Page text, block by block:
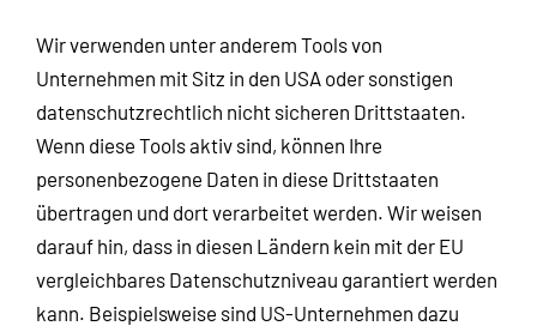
Wir verwenden unter anderem Tools von
Unternehmen mit Sitz in den USA oder sonstigen
datenschutzrechtlich nicht sicheren Drittstaaten.
Wenn diese Tools aktiv sind, können Ihre
personenbezogene Daten in diese Drittstaaten
übertragen und dort verarbeitet werden. Wir weisen
darauf hin, dass in diesen Ländern kein mit der EU
vergleichbares Datenschutzniveau garantiert werden
kann. Beispielsweise sind US-Unternehmen dazu